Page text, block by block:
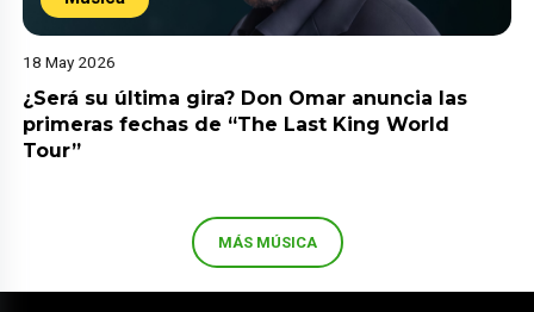
18 May 2026
¿Será su última gira? Don Omar anuncia las
primeras fechas de “The Last King World
Tour”
MÁS MÚSICA